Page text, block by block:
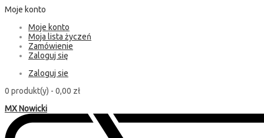
Moje konto
Moje konto
Moja lista życzeń
Zamówienie
Zaloguj się
Zaloguj sie
0 produkt(y) - 0,00 zł
MX Nowicki